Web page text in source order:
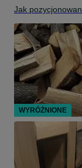
Jak
WYRÓŻNIONE